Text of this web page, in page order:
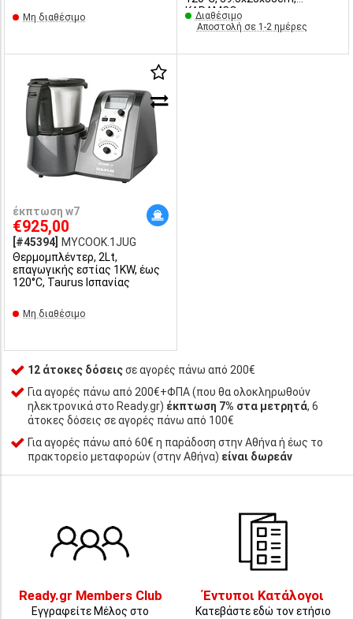
Μη διαθέσιμο
KARAMCO
Διαθέσιμο
Αποστολή σε 1-2 ημέρες
έκπτωση w7
€925,00
[#45394]
MYCOOK.1JUG
Θερμομπλέντερ, 2Lt,
επαγωγικής εστίας 1KW, έως
120°C, Taurus Ισπανίας
Μη διαθέσιμο
12 άτοκες δόσειςσε αγορές πάνω από 200€
Για αγορές πάνω από 200€+ΦΠΑ (που θα ολοκληρωθούν
ηλεκτρονικά στο Ready.gr) έκπτωση 7% στα μετρητά, 6
άτοκες δόσεις σε αγορές πάνω από 100€
Για αγορές πάνω από 60€ η παράδοση στην Αθήνα ή έως το
πρακτορείο μεταφορών (στην Αθήνα) είναι δωρεάν
Ready.gr Members Club
Εγγραφείτε Μέλος στο
Έντυποι Κατάλογοι
Κατεβάστε εδώ τον ετήσιο